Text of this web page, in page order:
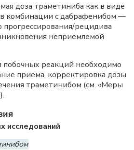
доза траметиниба как в виде
комбинации с дабрафенибом —
прогрессирования/рецидива
неприемлемой
реакций необходимо
приема, корректировка дозы
траметинибом (см. «Меры
исследований